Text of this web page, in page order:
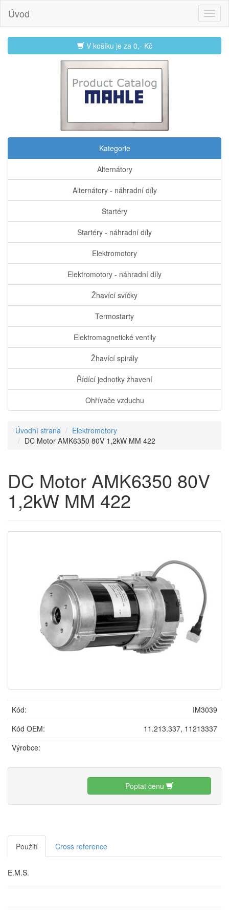
Úvod
V košíku je za 0,- Kč
Kategorie
Alternátory
Alternátory - náhradní díly
Startéry
Startéry - náhradní díly
Elektromotory
Elektromotory - náhradní díly
Žhavící svíčky
Termostarty
Elektromagnetické ventily
Žhavící spirály
Řídící jednotky žhavení
Ohřívače vzduchu
Úvodní strana
Elektromotory
DC Motor AMK6350 80V 1,2kW MM 422
DC Motor AMK6350 80V
1,2kW MM 422
Kód:
IM3039
Kód OEM:
11.213.337, 11213337
Výrobce:
Poptat cenu
Použití Cross reference
E.M.S.